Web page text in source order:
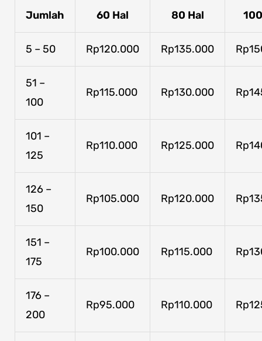
Jumlah 60 Hal 80 Hal
5 – 50 Rp120.000 Rp135.000
51 –
100
Rp115.000 Rp130.000
101 –
125
Rp110.000 Rp125.000
126 –
150
Rp105.000 Rp120.000
151 –
175
Rp100.000 Rp115.000
176 –
200
Rp95.000 Rp110.000